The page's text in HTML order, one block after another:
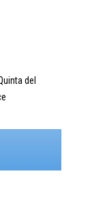
del